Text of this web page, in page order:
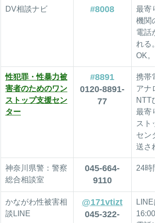
DV相談ナビ #8008
最寄
機関
電話
れる
OK。
性犯罪・性暴力被
害者のためのワン
ストップ支援セン
ター
#8891
0120-8891-
77
携帯
アナ
NTT
最寄
スト
セン
送さ
神奈川県警：警察
総合相談室
045-664-
9110
24時
かながわ性被害相
談LINE
@171vtizt
045-322-
LINE